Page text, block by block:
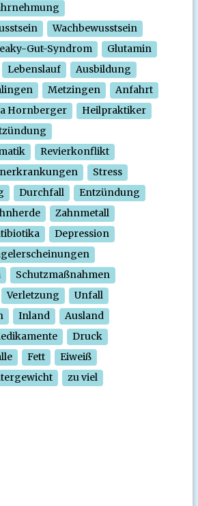
Wachbewusstsein
Gut-Syndrom
Glutamin
Lebenslauf
Ausbildung
Metzingen
Anfahrt
Hornberger
Heilpraktiker
Revierkonflikt
Stress
Durchfall
Entzündung
Zahnmetall
Depression
Schutzmaßnahmen
Verletzung
Unfall
Inland
Ausland
Druck
Fett
Eiweiß
zu viel